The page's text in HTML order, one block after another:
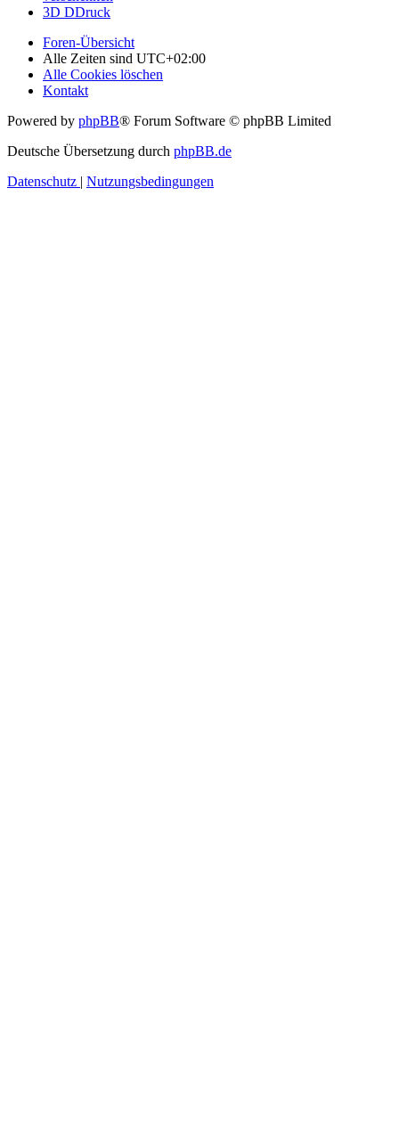
3D DDruck
Foren-Übersicht
Alle Zeiten sind UTC+02:00
Alle Cookies löschen
Kontakt
Powered by phpBB® Forum Software © phpBB Limited
Deutsche Übersetzung durch phpBB.de
Datenschutz | Nutzungsbedingungen